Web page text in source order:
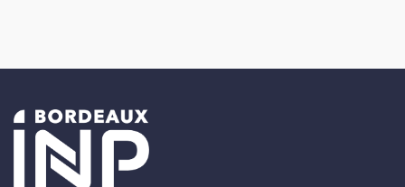
ainsi que dans les domaines d’activité bénéficiant de ses